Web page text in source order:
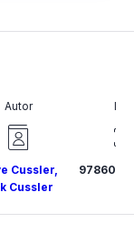
Autor
Cussler,
Cussler